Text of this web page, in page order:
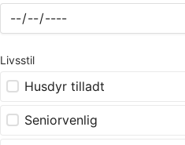
Livsstil
Husdyr tilladt
Seniorvenlig